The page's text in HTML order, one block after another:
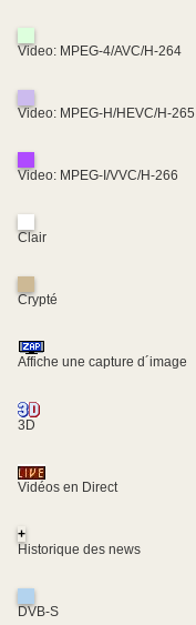
Video: MPEG-4/AVC/H-264
Video: MPEG-H/HEVC/H-265
Video: MPEG-I/VVC/H-266
Clair
Crypté
Affiche une capture d´image
3D
Vidéos en Direct
+
Historique des news
DVB-S